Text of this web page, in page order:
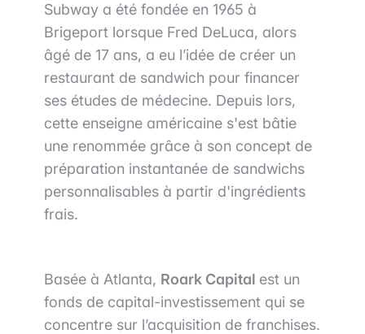
Subway a été fondée en 1965 à
Brigeport lorsque Fred DeLuca, alors
âgé de 17 ans, a eu l’idée de créer un
restaurant de sandwich pour financer
ses études de médecine. Depuis lors,
cette enseigne américaine s'est bâtie
une renommée grâce à son concept de
préparation instantanée de sandwichs
personnalisables à partir d'ingrédients
frais.
Basée à Atlanta, Roark Capital est un
fonds de capital-investissement qui se
concentre sur l’acquisition de franchises.